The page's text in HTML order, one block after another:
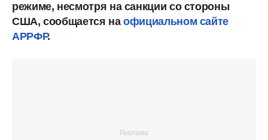
режиме, несмотря на санкции со стороны
США, сообщается наофициальном сайте
АРРФР.